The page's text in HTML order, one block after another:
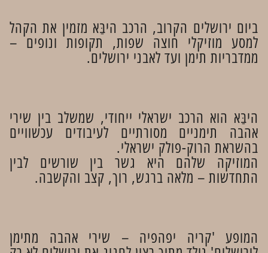
ביום ירושלים הקרוב, הרכב היבַּא מזמין את הקהל
למסע מוזיקלי חוצה שפות, תקופות ונופים –
ממדבריות תימן ועד לאבני ירושלים.
היבַּא הוא הרכב ישראלי ייחודי, שמשלב בין שירי
אהבה תימניים מסורתיים לעיבודים עכשוויים
בהשראת הרוק-פולק ישראלי.
המוזיקה שלהם היא גשר בין שורשים לבין
התחדשות – מלאה ברגש, רוך, קצב והקשבה.
המופע 'קריה יפהפיה – שירי אהבה מתימן